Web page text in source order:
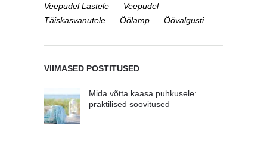
Veepudel Lastele
Veepudel
Täiskasvanutele
Öölamp Öövalgusti
VIIMASED POSTITUSED
Mida võtta kaasa puhkusele:
praktilised soovitused